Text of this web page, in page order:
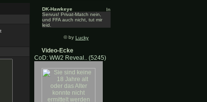
DK-Hawkeye
Servus! Privat-Match nein,
und FFA auch nicht, tut mir
leid.
© by Lucky
Video-Ecke
CoD: WW2 Reveal.. (5245)